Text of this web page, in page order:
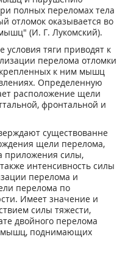
полных переломах тела
отломок оказывается во
(И. Г. Лукомский).
условия тяги приводят к
перелома отломки
к ним мышц
Определенную
расположение щели
фронтальной и
существованне
щели перелома,
приложения силы,
интенсивность силы
перелома и
перелома по
Имеет значение и
силы тяжести,
двойного перелома
мышц, поднимающих